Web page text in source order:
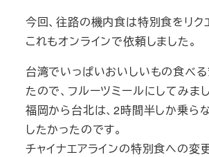
今回、往路の機内食は特別食をリク
これもオンラインで依頼しました。
台湾でいっぱいおいしいもの食べ
たので、フルーツミールにしてみまし
福岡から台北は、2時間半しか乗ら
したかったのです。
チャイナエアラインの特別食への変